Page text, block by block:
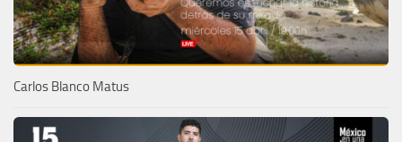
Carlos Blanco Matus